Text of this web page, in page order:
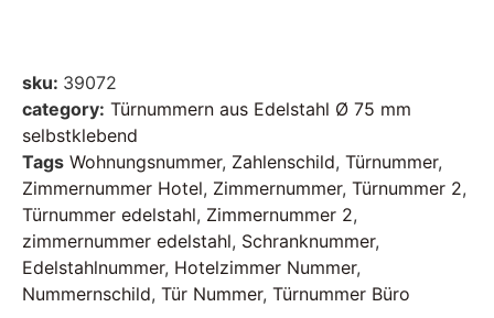
sku: 39072
category: Türnummern aus Edelstahl Ø 75 mm
selbstklebend
Tags Wohnungsnummer, Zahlenschild, Türnummer,
Zimmernummer Hotel, Zimmernummer, Türnummer 2,
Türnummer edelstahl, Zimmernummer 2,
zimmernummer edelstahl, Schranknummer,
Edelstahlnummer, Hotelzimmer Nummer,
Nummernschild, Tür Nummer, Türnummer Büro